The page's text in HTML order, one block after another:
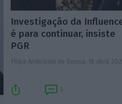
Investigação da
é para continuar, insiste
PGR
Filipa Ambrósio de Sousa, 18 Abril
3